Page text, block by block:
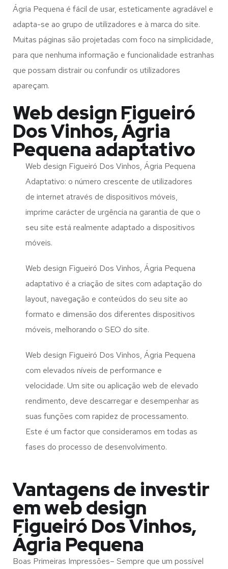
Ágria Pequena é fácil de usar, esteticamente agradável e
adapta-se ao grupo de utilizadores e à marca do site.
Muitas páginas são projetadas com foco na simplicidade,
para que nenhuma informação e funcionalidade estranhas
que possam distrair ou confundir os utilizadores
apareçam.
Web design Figueiró
Dos Vinhos, Ágria
Pequena adaptativo
Web design Figueiró Dos Vinhos, Ágria Pequena
Adaptativo: o número crescente de utilizadores
de internet através de dispositivos móveis,
imprime carácter de urgência na garantia de que o
seu site está realmente adaptado a dispositivos
móveis.
Web design Figueiró Dos Vinhos, Ágria Pequena
adaptativo é a criação de sites com adaptação do
layout, navegação e conteúdos do seu site ao
formato e dimensão dos diferentes dispositivos
móveis, melhorando o SEO do site.
Web design Figueiró Dos Vinhos, Ágria Pequena
com elevados níveis de performance e
velocidade. Um site ou aplicação web de elevado
rendimento, deve descarregar e desempenhar as
suas funções com rapidez de processamento.
Este é um factor que consideramos em todas as
fases do processo de desenvolvimento.
Vantagens de investir
em web design
Figueiró Dos Vinhos,
Ágria Pequena
Boas Primeiras Impressões– Sempre que um possível